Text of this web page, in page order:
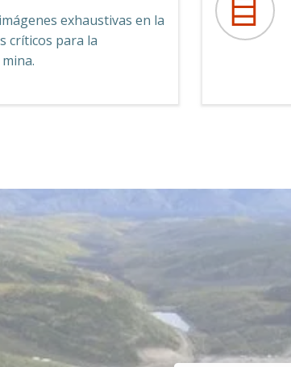
exhaustivas en la
críticos para la